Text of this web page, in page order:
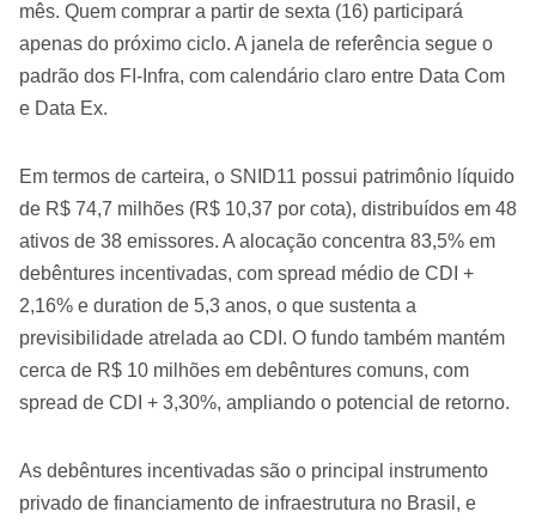
mês. Quem comprar a partir de sexta (16) participará
apenas do próximo ciclo. A janela de referência segue o
padrão dos FI-Infra, com calendário claro entre Data Com
e Data Ex.
Em termos de carteira, o SNID11 possui patrimônio líquido
de R$ 74,7 milhões (R$ 10,37 por cota), distribuídos em 48
ativos de 38 emissores. A alocação concentra 83,5% em
debêntures incentivadas, com spread médio de CDI +
2,16% e duration de 5,3 anos, o que sustenta a
previsibilidade atrelada ao CDI. O fundo também mantém
cerca de R$ 10 milhões em debêntures comuns, com
spread de CDI + 3,30%, ampliando o potencial de retorno.
As debêntures incentivadas são o principal instrumento
privado de financiamento de infraestrutura no Brasil, e